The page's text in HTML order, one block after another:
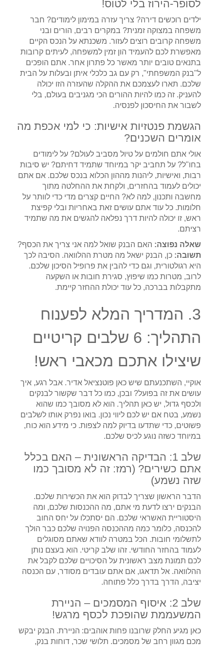
לסופר-הירוז בלי לטוס!
ילדים רוכשים דירה? צריך עזרה במימון לימודים? חבר
משפחה במצוקה זמנית? במקרים רבים, הורים ובני
משפחה קרובים רוצים לעזור. משכנתא על הנכס הקיים
מאפשרת לכם להעמיד הון זמין למשפחה, לעיתים קרובות
בתנאים טובים יותר מאשר כל פתרון אחר. אתם הופכים
ל"בנק המשפחתי", רק עם גב כלכלי איתן ובעלות על הבית
שלכם. תארו לעצמכם את ההקלה שהעזרה הזו יכולה
להעניק. זה כמו להיות ההורים הכי מגניבים בעולם, בלי
לשבור את החיסכון לפנסיה.
הגשמת פנטזיות אישיות: כי למי אכפת מה
אומרים השכנים?
אולי אתם חולמים על טיול מסביב לעולם? על לימודים
בחו"ל? על תחביב יקר במיוחד שתמיד דחיתם? יש סיבות
רבות, ואישיות, ליהנות מההון הכלוא בנכס שלכם. אם אתם
יכולים לעמוד בהחזרים, ולקחת את ההחלטה מתוך
מחשבה ותכנון, למה לא? החיים קצרים מדי כדי לוותר על
חלומות. כל עוד אתם עושים זאת באחריות ובלי קפיצת
ראש, זו יכולה להיות דרך נפלאה להגשים את מה שתמיד
רציתם.
שאלה נפוצה: האם הבנק שואל למה אני צריך את הכסף?
תשובה: כן, הבנק ישאל מה מטרת ההלוואה. הסיבה לכך
היא רגולטורית, וגם כדי להבין את פרופיל הסיכון שלכם.
לרוב, מטרות כמו שיפוץ, סגירת חובות או השקעה
מתקבלות בברכה, כל עוד יכולת ההחזר קיימת.
3. המדריך המלא לפענוח
התהליך: 6 שלבים קריטיים
שיצילו אתכם מכאבי ראש!
אוקיי, השתכנעתם שיש כאן פוטנציאל אדיר. אבל רגע, איך
עושים את זה בפועל? ובכן, כמו כל דבר שקשור לבנקים
ולכסף גדול, יש כאן תהליך. הוא לא מסובך כמו שהוא
נשמע, בטח אם יש לכם ליווי נכון. בואו נפרק אותו לשלבים
פשוטים, כדי שתדעו בדיוק למה לצפות. כי מידע הוא כוח,
במיוחד כשזה נוגע לכיס שלכם.
שלב 1: הבדיקה הראשונית – האם בכלל
אתם כשירים? (רמז: זה לא מסובך כמו
שזה נשמע)
הדבר הראשון שצריך לבדוק הוא את הכשירות שלכם.
הבנקים ירצו לדעת מי אתם, מה ההכנסות שלכם, ומה
היסטוריית האשראי שלכם. הם יסתכלו על יחס החוב
להכנסה, כלומר כמה מההכנסה הפנויה שלכם כבר הולך
לתשלומי חובות. הכל במטרה לוודא שאתם מסוגלים
לעמוד בהחזר החודשי. זהו שלב קריטי. הוא בעצם נותן
לכם תמונת מצב ראשונית על הסיכויים שלכם לקבל את
ההלוואה. אל תדאגו, אם אתם עובדים מסודר, עם הכנסה
יציבה, הדרך בדרך כלל פתוחה.
שלב 2: איסוף המסמכים – הניירת
המשעממת שהופכת לכסף מרגש!
כאן מגיע החלק שרובנו פחות אוהבים: הניירת. הבנק יבקש
מכם מגוון רחב של מסמכים. תלושי שכר, דוחות בנק,